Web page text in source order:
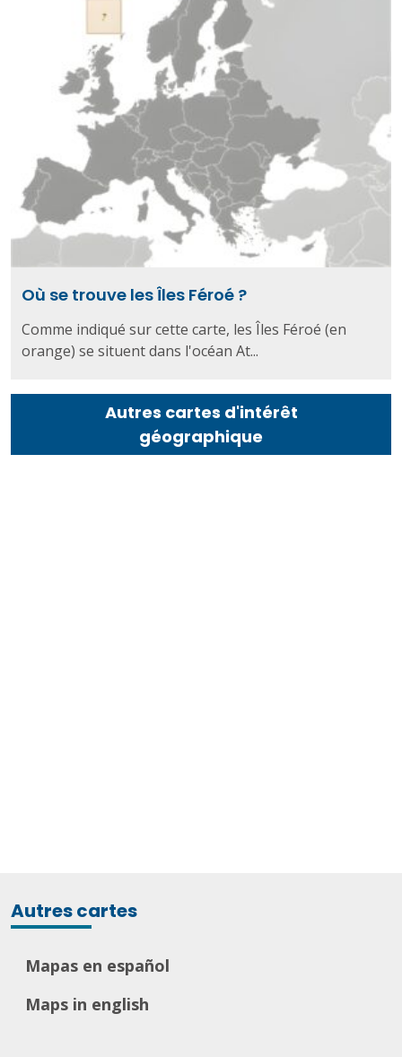
Où se trouve les Îles Féroé ?
Comme indiqué sur cette carte, les Îles Féroé (en
orange) se situent dans l'océan At...
Autres cartes d'intérêt
géographique
Autres cartes
Mapas en español
Maps in english